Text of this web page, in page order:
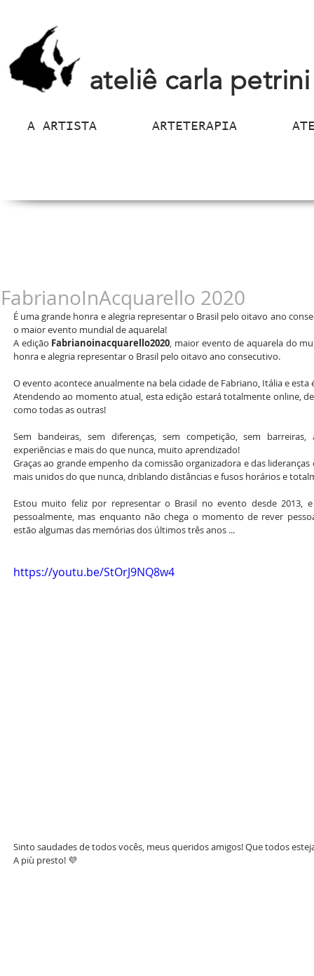
ateliê carla petrini
A ARTISTA ARTETERAPIA
FabrianoInAcquarello 2020
É uma grande honra e alegria representar o Brasil pelo oitavo ano
o maior evento mundial de aquarela!
A edição Fabrianoinacquarello2020, maior evento de aquarela do
honra e alegria representar o Brasil pelo oitavo ano consecutivo.
O evento acontece anualmente na bela cidade de Fabriano, Itália e esta
Atendendo ao momento atual, esta edição estará totalmente online,
como todas as outras!
Sem bandeiras, sem diferenças, sem competição, sem
experiências e mais do que nunca, muito aprendizado!
Graças ao grande empenho da comissão organizadora e das
mais unidos do que nunca, driblando distâncias e fusos horários e
Estou muito feliz por representar o Brasil no evento desde 2013,
pessoalmente, mas enquanto não chega o momento de rever
estão algumas das memórias dos últimos três anos ...
https://youtu.be/StOrJ9NQ8w4
Sinto saudades de todos vocês, meus queridos amigos! Que todos
A più presto! 💜